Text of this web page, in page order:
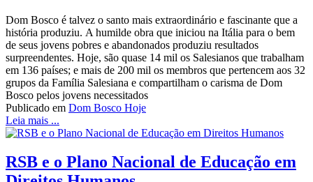
Dom Bosco é talvez o santo mais extraordinário e fascinante que a
história produziu. A humilde obra que iniciou na Itália para o bem
de seus jovens pobres e abandonados produziu resultados
surpreendentes. Hoje, são quase 14 mil os Salesianos que trabalham
em 136 países; e mais de 200 mil os membros que pertencem aos 32
grupos da Família Salesiana e compartilham o carisma de Dom
Bosco pelos jovens necessitados
Publicado em Dom Bosco Hoje
Leia mais ...
RSB e o Plano Nacional de Educação em